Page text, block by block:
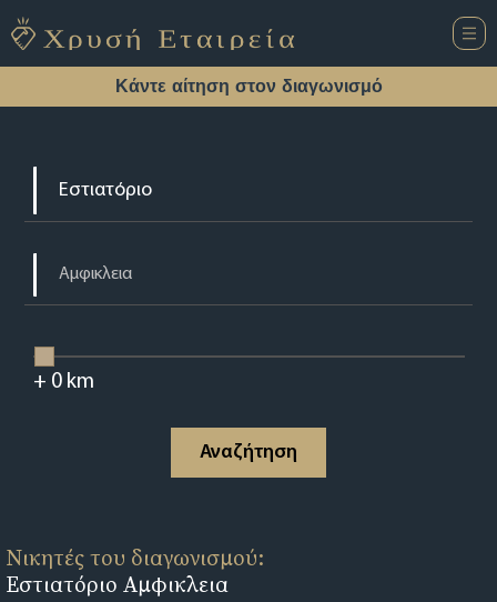
Κάντε αίτηση στον διαγωνισμό
+ 0km
Αναζήτηση
Νικητές του διαγωνισμού:
Εστιατόριο Αμφικλεια